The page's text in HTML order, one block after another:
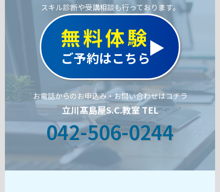
スキル診断や受講相談も行っております。
無料体験
ご予約はこちら
お電話からのお申込み・お問い合わせはコチラ
立川髙島屋S.C.教室 TEL
042-506-0244